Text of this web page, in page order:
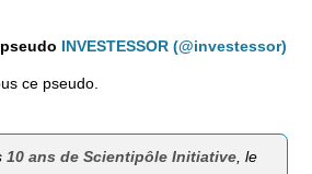
INVESTESSOR (@investessor)
ce pseudo.
10 ans de Scientipôle Initiative, le